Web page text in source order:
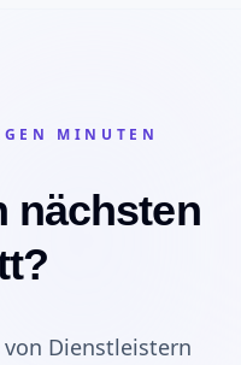
MINUTEN
nächsten
Dienstleistern